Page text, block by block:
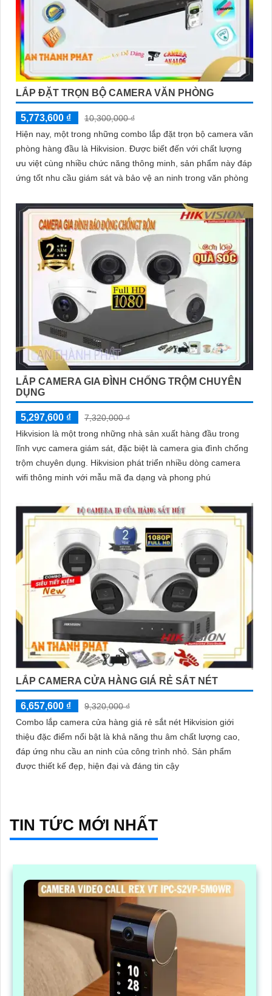
LẮP ĐẶT TRỌN BỘ CAMERA VĂN PHÒNG
5,773,600 ₫
10,300,000 ₫
Hiện nay, một trong những combo lắp đặt trọn bộ camera văn
phòng hàng đầu là Hikvision. Được biết đến với chất lượng
ưu việt cùng nhiều chức năng thông minh, sản phẩm này đáp
ứng tốt nhu cầu giám sát và bảo vệ an ninh trong văn phòng
LẮP CAMERA GIA ĐÌNH CHỐNG TRỘM CHUYÊN
DỤNG
5,297,600 ₫
7,320,000 ₫
Hikvision là một trong những nhà sản xuất hàng đầu trong
lĩnh vực camera giám sát, đặc biệt là camera gia đình chống
trộm chuyên dụng. Hikvision phát triển nhiều dòng camera
wifi thông minh với mẫu mã đa dạng và phong phú
LẮP CAMERA CỬA HÀNG GIÁ RẺ SẮT NÉT
6,657,600 ₫
9,320,000 ₫
Combo lắp camera cửa hàng giá rẻ sắt nét Hikvision giới
thiệu đặc điểm nổi bật là khả năng thu âm chất lượng cao,
đáp ứng nhu cầu an ninh của công trình nhỏ. Sản phẩm
được thiết kế đẹp, hiện đại và đáng tin cậy
TIN TỨC MỚI NHẤT